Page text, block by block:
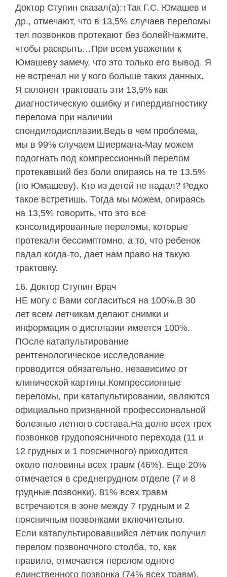
Доктор Ступин сказал(а):↑Так Г.С. Юмашев и
др., отмечают, что в 13,5% случаев переломы
тел позвонков протекают без болейНажмите,
чтобы раскрыть…При всем уважении к
Юмашеву замечу, что это только его вывод. Я
не встречал ни у кого больше таких данных.
Я склонен трактовать эти 13,5% как
диагностическую ошибку и гипердиагностику
перелома при наличии
спондилодисплазии.Ведь в чем проблема,
мы в 99% случаем Шиермана-Мау можем
подогнать под компрессионный перелом
протекавший без боли опираясь на те 13.5%
(по Юмашеву). Кто из детей не падал? Редко
такое встретишь. Тогда мы можем, опираясь
на 13,5% говорить, что это все
консолидированные переломы, которые
протекали бессимптомно, а то, что ребенок
падал когда-то, дает нам право на такую
трактовку.
Доктор Ступин Врач
НЕ могу с Вами согласиться на 100%.В 30
лет всем летчикам делают снимки и
информация о дисплазии имеется 100%.
ПОсле катапультирование
рентгенологическое исследование
проводится обязательно, независимо от
клинической картины.Компрессионные
переломы, при катапультировании, являются
официально признанной профессиональной
болезнью летного состава.На долю всех трех
позвонков грудопоясничного перехода (11 и
12 грудных и 1 поясничного) приходится
около половины всех травм (46%). Еще 20%
отмечается в среднегрудном отделе (7 и 8
грудные позвонки). 81% всех травм
встречаются в зоне между 7 грудным и 2
поясничным позвонками включительно.
Если катапультировавшийся летчик получил
перелом позвоночного столба, то, как
правило, отмечается перелом одного
единственного позвонка (74% всех травм).